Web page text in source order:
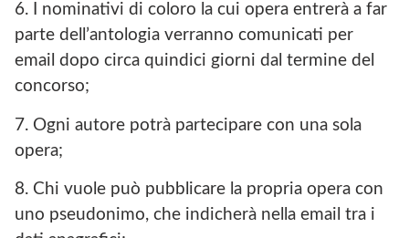
6. I nominativi di coloro la cui opera entrerà a far
parte dell’antologia verranno comunicati per
email dopo circa quindici giorni dal termine del
concorso;
7. Ogni autore potrà partecipare con una sola
opera;
8. Chi vuole può pubblicare la propria opera con
uno pseudonimo, che indicherà nella email tra i